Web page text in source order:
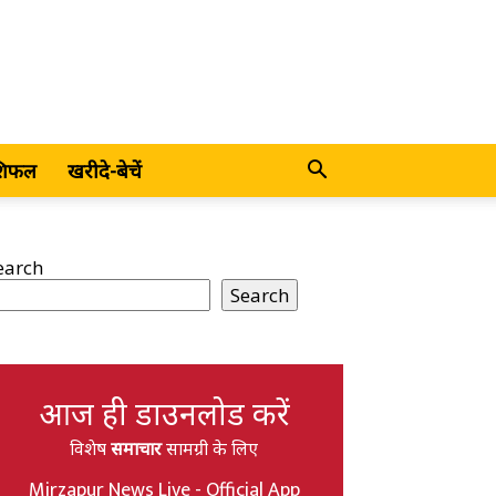
खरीदे-बेचें
Search
आज ही डाउनलोड करें
विशेषसमाचारसामग्री के लिए